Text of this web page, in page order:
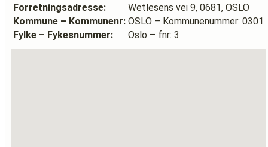
Forretningsadresse:
Wetlesens vei 9, 0681, OSLO
Kommune – Kommunenr: OSLO – Kommunenummer: 0301
Fylke – Fykesnummer:
Oslo – fnr: 3